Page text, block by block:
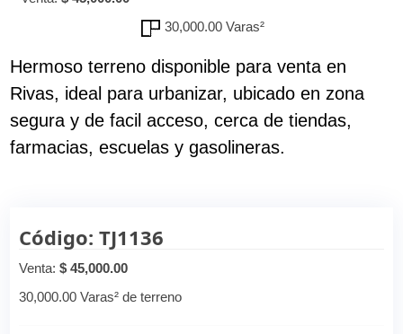
30,000.00 Varas²
Hermoso terreno disponible para venta en
Rivas, ideal para urbanizar, ubicado en zona
segura y de facil acceso, cerca de tiendas,
farmacias, escuelas y gasolineras.
Código: TJ1136
Venta:$ 45,000.00
30,000.00 Varas² de terreno